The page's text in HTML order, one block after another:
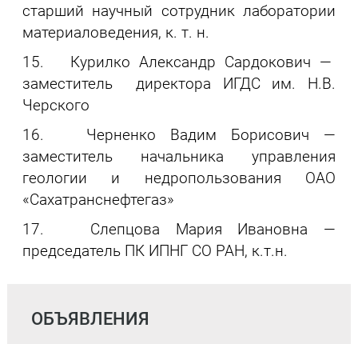
старший научный сотрудник лаборатории
материаловедения, к. т. н.
15. Курилко Александр Сардокович —
заместитель директора ИГДС им. Н.В.
Черского
16. Черненко Вадим Борисович —
заместитель начальника управления
геологии и недропользования ОАО
«Сахатранcнефтегаз»
17. Слепцова Мария Ивановна —
председатель ПК ИПНГ СО РАН, к.т.н.
ОБЪЯВЛЕНИЯ